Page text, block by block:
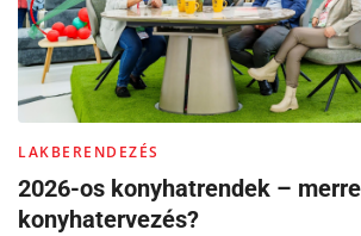
LAKBERENDEZÉS
2026-os konyhatrendek –
konyhatervezés?